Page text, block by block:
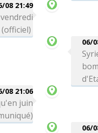
08 21:49
06/
08 21:06
juin
06/